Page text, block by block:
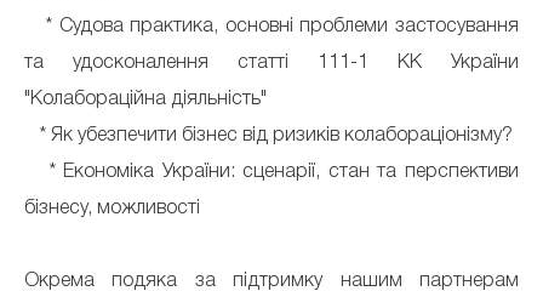
* Судова практика, основні проблеми застосування
та удосконалення статті 111-1 КК України
"Колабораційна діяльність"
* Як убезпечити бізнес від ризиків колабораціонізму?
* Економіка України: сценарії, стан та перспективи
бізнесу, можливості
Окрема подяка за підтримку нашим партнерам